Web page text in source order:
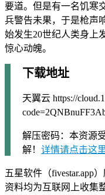
要道。但是有一名饥寒
兵警告未果，于是枪
始发生20世纪人类身上
惊心动魄。
下载地址
天翼云 https://
解压密码：本资源
解！ 详情请点击这
五星软件（fivestar.app
资料均为互联网上收集